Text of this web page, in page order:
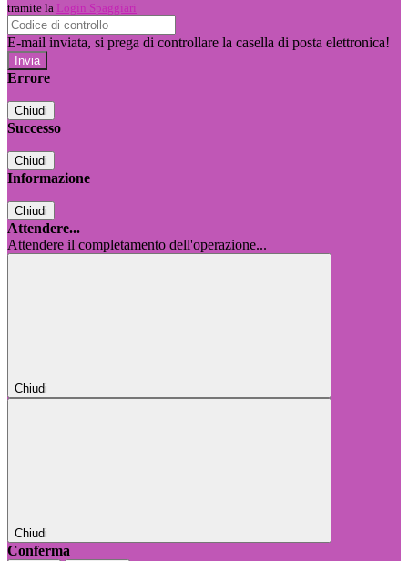
tramite la Login Spaggiari
E-mail inviata, si prega di controllare la casella di posta elettronica!
Errore
Chiudi
Successo
Chiudi
Informazione
Chiudi
Attendere...
Attendere il completamento dell'operazione...
Chiudi
Chiudi
Conferma